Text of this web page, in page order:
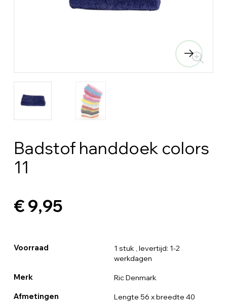
Badstof handdoek colors
11
€ 9,95
Voorraad 1 stuk , levertijd: 1-2
werkdagen
Merk Ric Denmark
Afmetingen Lengte 56 x breedte 40